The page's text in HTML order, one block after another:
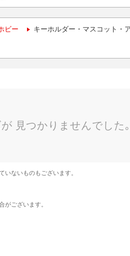
ビー キーホルダー・マスコット・